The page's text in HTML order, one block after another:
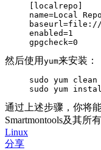
[ localrepo ]
name=Local
baseurl =file:///
enabled=1
gpgcheck=0
然后使用 yum来安装：
sudo yum
sudo yum
通过上述步骤，你将
Smartmontools及其所
Linux
分享